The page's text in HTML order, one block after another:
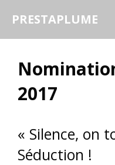
PRESTAPLUME
2017
« Silence, on
Séduction !